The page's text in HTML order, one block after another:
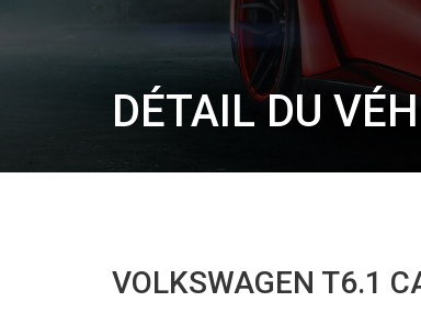
DÉTAIL DU
VOLKSWAGEN T6.1